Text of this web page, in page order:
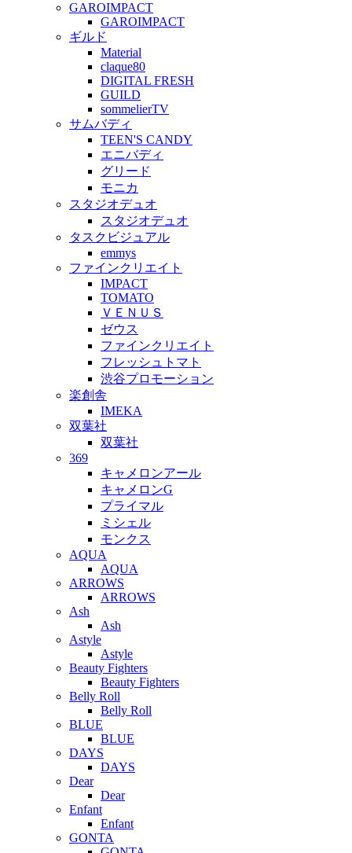
GAROIMPACT
GAROIMPACT
ギルド
Material
claque80
DIGITAL FRESH
GUILD
sommelierTV
サムバディ
TEEN'S CANDY
エニバディ
グリード
モニカ
スタジオデュオ
スタジオデュオ
タスクビジュアル
emmys
ファインクリエイト
IMPACT
TOMATO
ＶＥＮＵＳ
ゼウス
ファインクリエイト
フレッシュトマト
渋谷プロモーション
楽創舎
IMEKA
双葉社
双葉社
369
キャメロンアール
キャメロンG
プライマル
ミシェル
モンクス
AQUA
AQUA
ARROWS
ARROWS
Ash
Ash
Astyle
Astyle
Beauty Fighters
Beauty Fighters
Belly Roll
Belly Roll
BLUE
BLUE
DAYS
DAYS
Dear
Dear
Enfant
Enfant
GONTA